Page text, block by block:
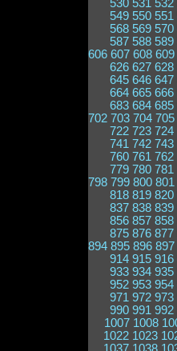
530 531 532
549 550 551
568 569 570
587 588 589
606 607 608 609
626 627 628
645 646 647
664 665 666
683 684 685
702 703 704 705
722 723 724
741 742 743
760 761 762
779 780 781
798 799 800 801
818 819 820
837 838 839
856 857 858
875 876 877
894 895 896 897
914 915 916
933 934 935
952 953 954
971 972 973
990 991 992
1007 1008
1022 1023
1037 1038